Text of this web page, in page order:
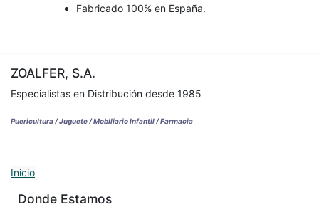
Fabricado 100% en España.
ZOALFER, S.A.
Especialistas en Distribución desde 1985
Puericultura / Juguete / Mobiliario Infantil / Farmacia
Inicio
Donde Estamos